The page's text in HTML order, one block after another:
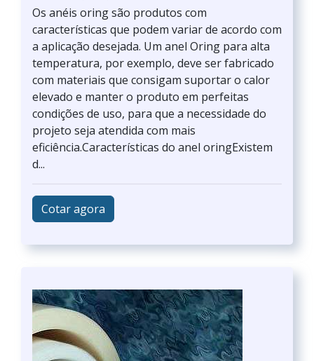
Os anéis oring são produtos com
características que podem variar de acordo com
a aplicação desejada. Um anel Oring para alta
temperatura, por exemplo, deve ser fabricado
com materiais que consigam suportar o calor
elevado e manter o produto em perfeitas
condições de uso, para que a necessidade do
projeto seja atendida com mais
eficiência.Características do anel oringExistem
d...
Cotar agora